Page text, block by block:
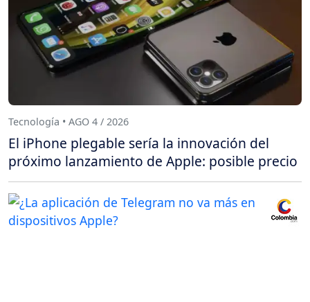
Tecnología • AGO 4 / 2026
El iPhone plegable sería la innovación del
próximo lanzamiento de Apple: posible precio